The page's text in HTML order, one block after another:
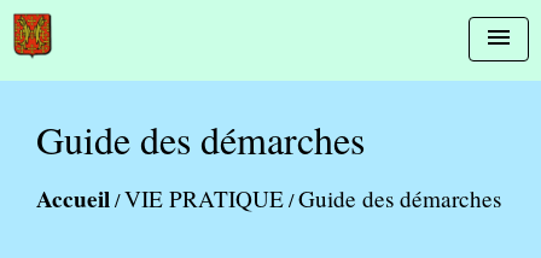
menu
Guide des démarches
Accueil/VIE PRATIQUE/Guide des démarches